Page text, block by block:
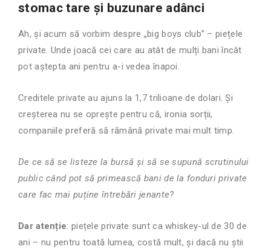
stomac tare și buzunare adânci
Ah, și acum să vorbim despre „big boys club” – piețele
private. Unde joacă cei care au atât de mulți bani încât
pot aștepta ani pentru a-i vedea înapoi.
Creditele private au ajuns la 1,7 trilioane de dolari. Și
creșterea nu se oprește pentru că, ironia sorții,
companiile preferă să rămână private mai mult timp.
De ce să se listeze la bursă și să se supună scrutinului
public când pot să primească bani de la fonduri private
care fac mai puține întrebări jenante?
Dar atenție: piețele private sunt ca whiskey-ul de 30 de
ani – nu pentru toată lumea, costă mult, și dacă nu știi